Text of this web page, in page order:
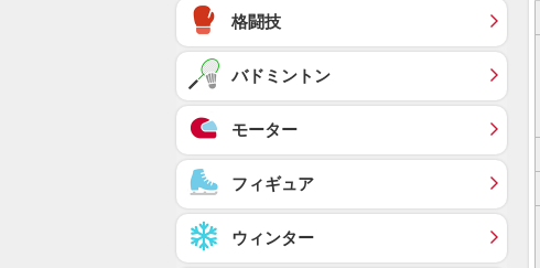
格闘技
バドミントン
モーター
フィギュア
ウィンター